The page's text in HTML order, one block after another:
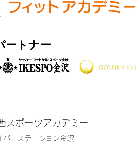
ートナー
スポーツアカデミー
ーステーション金沢